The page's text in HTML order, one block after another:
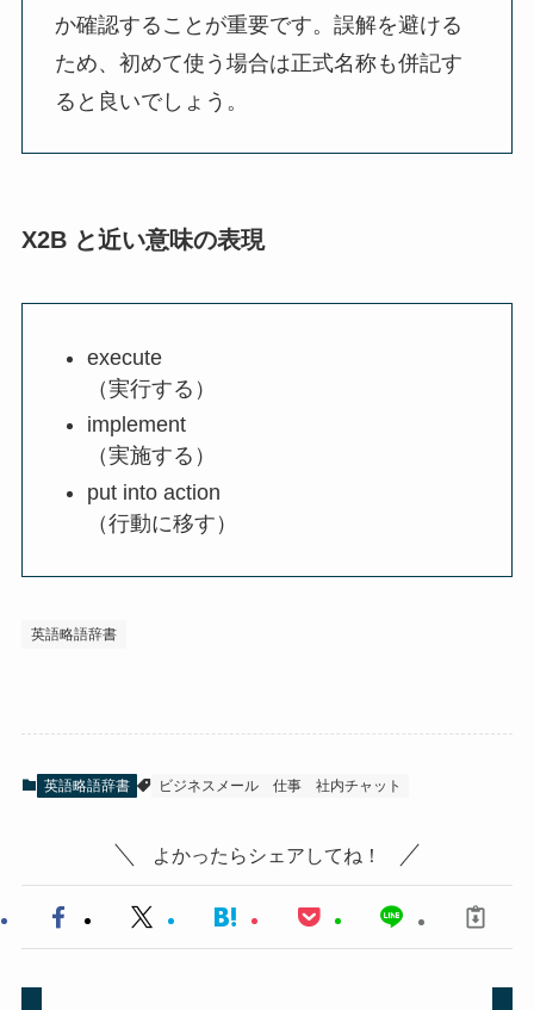
か確認することが重要です。誤解を避ける
ため、初めて使う場合は正式名称も併記す
ると良いでしょう。
X2B と近い意味の表現
execute
（実行する）
implement
（実施する）
put into action
（行動に移す）
英語略語辞書
英語略語辞書 ビジネスメール 仕事 社内チャット
よかったらシェアしてね！